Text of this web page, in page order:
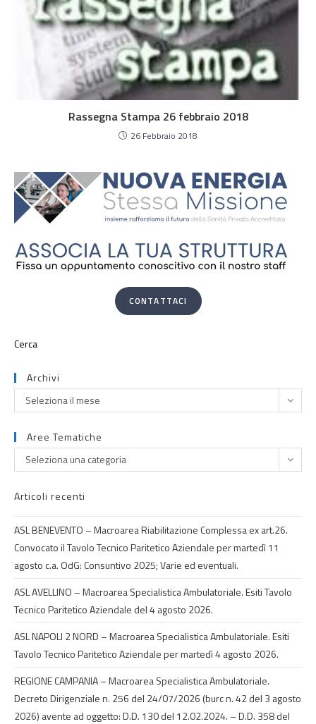
Rassegna Stampa 26 febbraio 2018
26 Febbraio 2018
CONTATTACI
Archivi
Seleziona il mese
Aree Tematiche
Seleziona una categoria
Articoli recenti
ASL BENEVENTO – Macroarea Riabilitazione Complessa ex art.26.
Convocato il Tavolo Tecnico Paritetico Aziendale per martedì 11
agosto c.a. OdG: Consuntivo 2025; Varie ed eventuali.
ASL AVELLINO – Macroarea Specialistica Ambulatoriale. Esiti Tavolo
Tecnico Paritetico Aziendale del 4 agosto 2026.
ASL NAPOLI 2 NORD – Macroarea Specialistica Ambulatoriale. Esiti
Tavolo Tecnico Paritetico Aziendale per martedì 4 agosto 2026.
REGIONE CAMPANIA – Macroarea Specialistica Ambulatoriale.
Decreto Dirigenziale n. 256 del 24/07/2026 (burc n. 42 del 3 agosto
2026) avente ad oggetto: D.D. 130 del 12.02.2024. – D.D. 358 del